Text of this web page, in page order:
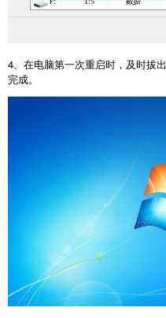
4、在电脑第一次重启时，及时拔出
完成。